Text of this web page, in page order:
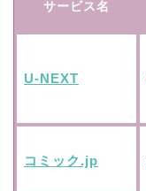
サービス名
U-NEXT
コミック.jp